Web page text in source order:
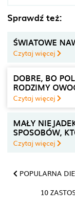
Sprawdź też:
ŚWIATOWE
Czytaj więcej
DOBRE, BO
RODZIMY
Czytaj więcej
MAŁY
SPOSOBÓW,
Czytaj więcej
POPULARNA
10